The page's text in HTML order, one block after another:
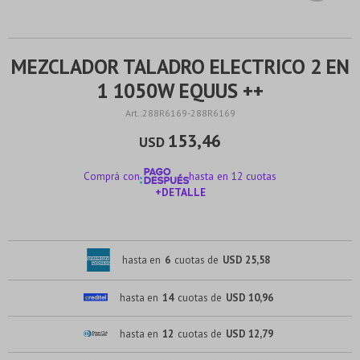
MEZCLADOR TALADRO ELECTRICO 2 EN
1 1050W EQUUS ++
288R6169-288R6169
USD 153,46
Comprá con
hasta en 12 cuotas
+DETALLE
hasta en 6 cuotas de USD 25,58
hasta en 14 cuotas de USD 10,96
hasta en 12 cuotas de USD 12,79